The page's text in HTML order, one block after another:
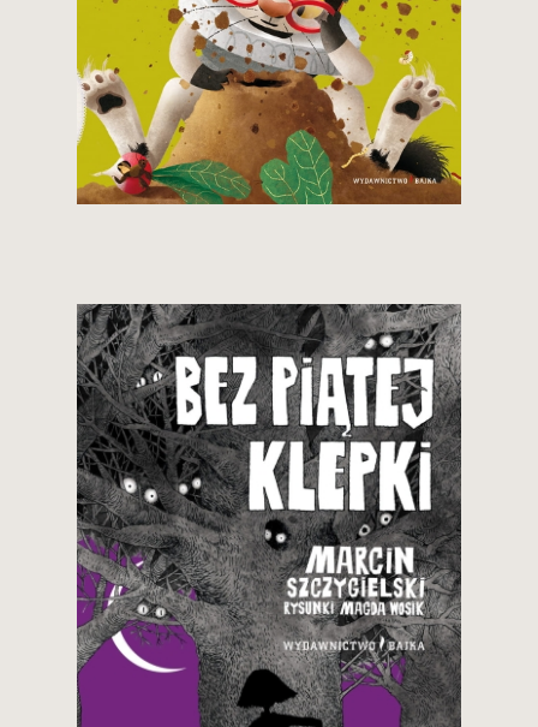
19,90 zł
Zobacz i kup